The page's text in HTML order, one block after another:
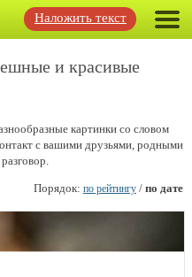
Наложить текст
и красивые
картинки со словом
с вашими друзьями, родными
Порядок: по рейтингу / по дате